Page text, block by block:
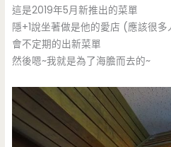
這是2019年5月新推出的菜單
隱+1說坐著做是他的愛店 (應該很
會不定期的出新菜單
然後嗯~我就是為了海膽而去的~